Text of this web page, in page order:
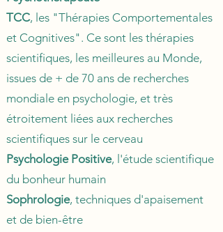
TCC, les "Thérapies Comportementales
et Cognitives". Ce sont les thérapies
scientifiques, les meilleures au Monde,
issues de + de 70 ans de recherches
mondiale en psychologie, et très
étroitement liées aux recherches
scientifiques sur le cerveau
Psychologie Positive, l'étude scientifique
du bonheur humain
Sophrologie, techniques d'apaisement
et de bien-être